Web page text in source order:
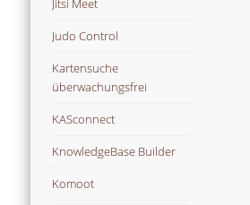
Jitsi Meet
Judo Control
Kartensuche
überwachungsfrei
KASconnect
KnowledgeBase Builder
Komoot